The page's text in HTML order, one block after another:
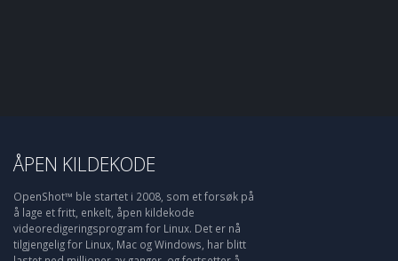
ÅPEN KILDEKODE
OpenShot™ ble startet i 2008, som et forsøk på
å lage et fritt, enkelt, åpen kildekode
videoredigeringsprogram for Linux. Det er nå
tilgjengelig for Linux, Mac og Windows, har blitt